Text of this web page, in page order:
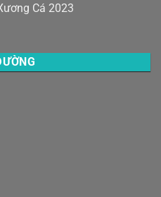
Cá 2023